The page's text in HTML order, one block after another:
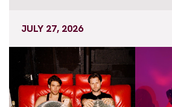
JULY 27, 2026